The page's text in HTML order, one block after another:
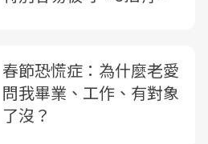
春節恐慌症：為什麼老愛
問我畢業、工作、有對象
了沒？